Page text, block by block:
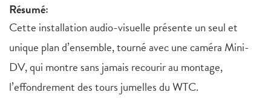
Résumé:
Cette installation audio-visuelle présente un seul et
unique plan d’ensemble, tourné avec une caméra Mini-
DV, qui montre sans jamais recourir au montage,
l’effondrement des tours jumelles du WTC.